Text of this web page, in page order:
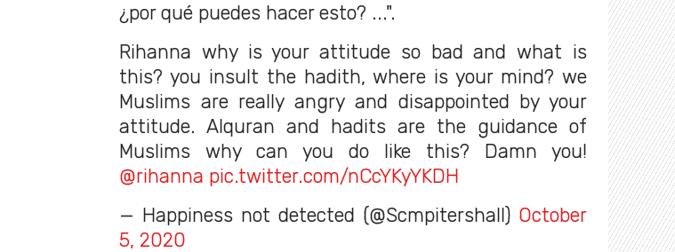
¿por qué puedes hacer esto? ...".
Rihanna why is your attitude so bad and what is
this? you insult the hadith, where is your mind? we
Muslims are really angry and disappointed by your
attitude. Alquran and hadits are the guidance of
Muslims why can you do like this? Damn you!
@rihanna pic.twitter.com/nCcYKyYKDH
— Happiness not detected (@Scmpitershall) October
5, 2020